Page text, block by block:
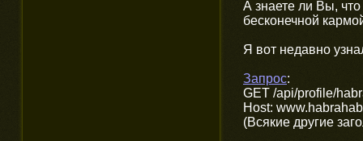
А знаете ли Вы, что
бесконечной
Я вот недавно
Запрос:
GET /api/profile/
Host:
(Всякие другие